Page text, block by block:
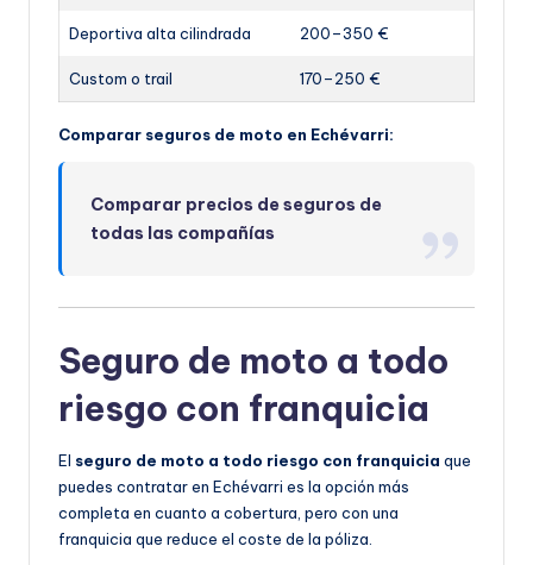
Deportiva alta cilindrada 200–350 €
Custom o trail 170–250 €
Comparar seguros de moto en Echévarri:
Comparar precios de seguros de
todas las compañías
Seguro de moto a todo
riesgo con franquicia
El seguro de moto a todo riesgo con franquicia que
puedes contratar en Echévarri es la opción más
completa en cuanto a cobertura, pero con una
franquicia que reduce el coste de la póliza.